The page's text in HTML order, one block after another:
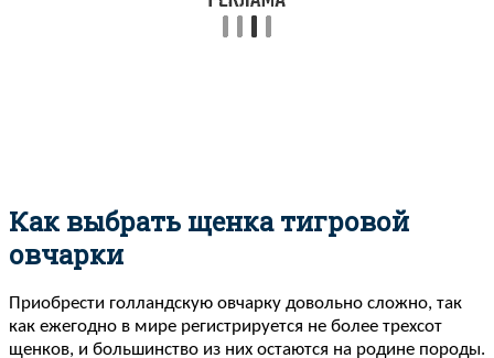
Как выбрать щенка тигровой
овчарки
Приобрести голландскую овчарку довольно сложно, так
как ежегодно в мире регистрируется не более трехсот
щенков, и большинство из них остаются на родине породы.